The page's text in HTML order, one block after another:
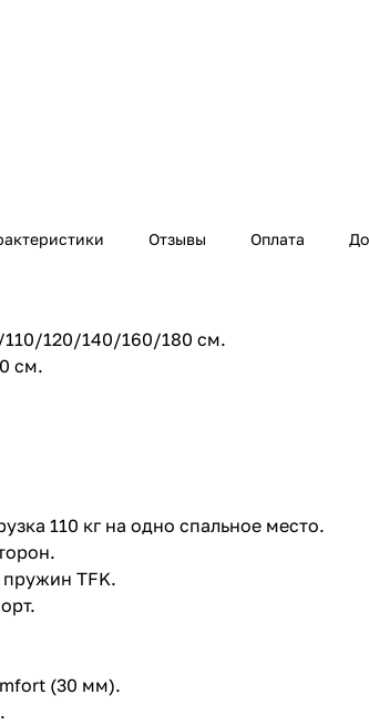
Отзывы Оплата
120/140/160/180 см.
см.
110 кг на одно спальное место.
TFK.
(30 мм).